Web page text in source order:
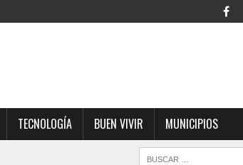
TECNOLOGÍA BUEN VIVIR MUNICIPIOS